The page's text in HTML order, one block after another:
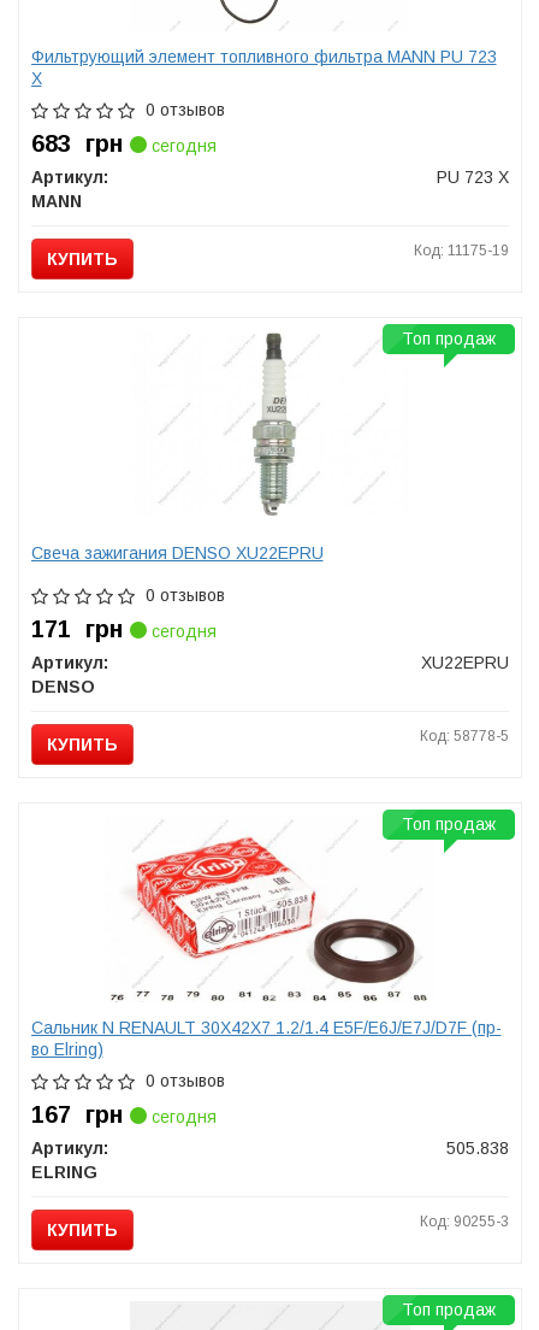
Фильтрующий элемент топливного фильтра MANN PU 723
X
0 отзывов
683 грн
сегодня
Артикул:
PU 723 X
MANN
КУПИТЬ Код: 11175-19
Свеча зажигания DENSO XU22EPRU
0 отзывов
171 грн
сегодня
Артикул:
XU22EPRU
DENSO
КУПИТЬ Код: 58778-5
Топ продаж
Сальник N RENAULT 30X42X7 1.2/1.4 E5F/E6J/E7J/D7F (пр-
во Elring)
0 отзывов
167 грн
сегодня
Артикул:
505.838
ELRING
КУПИТЬ Код: 90255-3
Топ продаж
Топ продаж